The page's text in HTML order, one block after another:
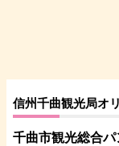
信州千曲観光局オ
千曲市観光総合パ